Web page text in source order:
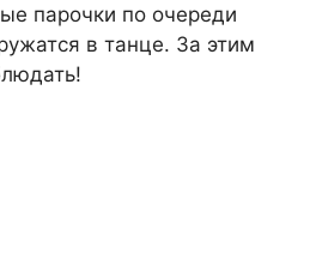
парочки по очереди
в танце. За этим